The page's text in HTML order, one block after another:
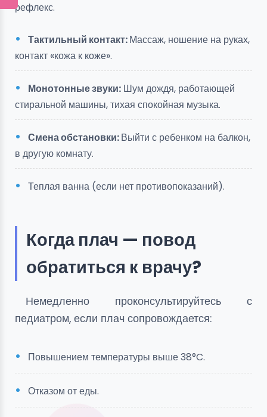
рефлекс.
Тактильный контакт:Массаж, ношение на руках,
контакт «кожа к коже».
Монотонные звуки: Шум дождя, работающей
стиральной машины, тихая спокойная музыка.
Смена обстановки:Выйти с ребенком на балкон,
в другую комнату.
Теплая ванна (если нет противопоказаний).
Когда плач — повод
обратиться к врачу?
Немедленно проконсультируйтесь с
педиатром, если плач сопровождается:
Повышением температуры выше 38°C.
Отказом от еды.